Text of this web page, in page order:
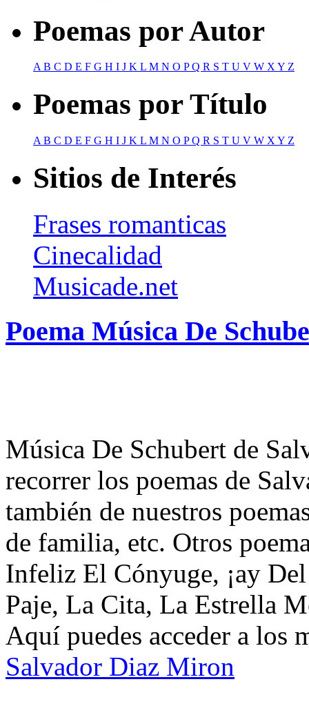
Poemas por Autor
AB C D E F G H I J K L M N O PQ R S T U V W XY Z
Poemas por Título
A B C D E F G H I J K L M N O PQ R S T U V W X Y Z
Sitios de Interés
Frases romanticas
Cinecalidad
Musicade.net
Poema Música De
Música De Schubert de
recorrer los poemas de
también de nuestros
de familia, etc. Otros
Infeliz El Cónyuge, ¡ay
Paje, La Cita, La Estrella
Aquí puedes acceder a los
Salvador Diaz Miron